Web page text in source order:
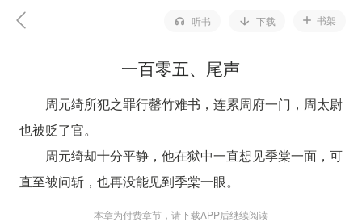
听书 下载 书架
一百零五、尾声
周元绮所犯之罪行罄竹难书，连累周府一门，周太尉
也被贬了官。
周元绮却十分平静，他在狱中一直想见季棠一面，可
直至被问斩，也再没能见到季棠一眼。
周元绮问斩那日，洪怡儿也去了，她远远地站在人群
本章为付费章节，请下载APP后继续阅读